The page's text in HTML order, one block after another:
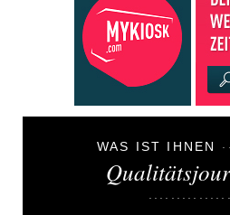
WAS IST IHNEN